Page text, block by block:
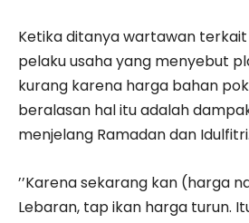
Ketika ditanya wartawan
pelaku usaha yang menyebut
kurang karena harga bahan
beralasan hal itu adalah
menjelang Ramadan dan Idulfitri.
’’Karena sekarang kan (harga
Lebaran, tap ikan harga turun.